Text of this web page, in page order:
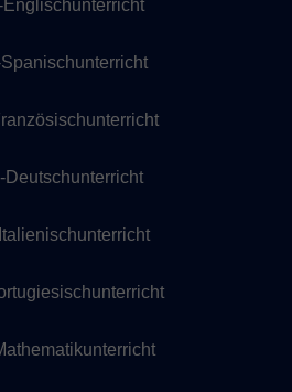
Deutschunterricht